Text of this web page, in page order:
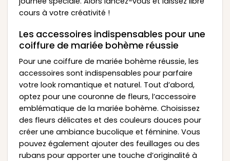
cours à votre créativité !
Les accessoires indispensables pour une
coiffure de mariée bohème réussie
Pour une coiffure de mariée bohème réussie, les
accessoires sont indispensables pour parfaire
votre look romantique et naturel. Tout d’abord,
optez pour une couronne de fleurs, l’accessoire
emblématique de la mariée bohème. Choisissez
des fleurs délicates et des couleurs douces pour
créer une ambiance bucolique et féminine. Vous
pouvez également ajouter des feuillages ou des
rubans pour apporter une touche d’originalité à